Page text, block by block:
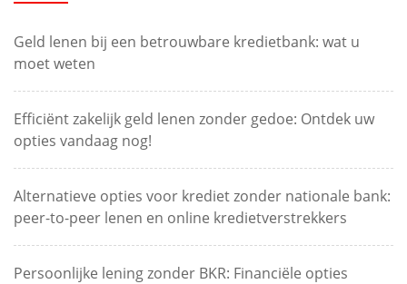
Geld lenen bij een betrouwbare kredietbank: wat u
moet weten
Efficiënt zakelijk geld lenen zonder gedoe: Ontdek uw
opties vandaag nog!
Alternatieve opties voor krediet zonder nationale bank:
peer-to-peer lenen en online kredietverstrekkers
Persoonlijke lening zonder BKR: Financiële opties